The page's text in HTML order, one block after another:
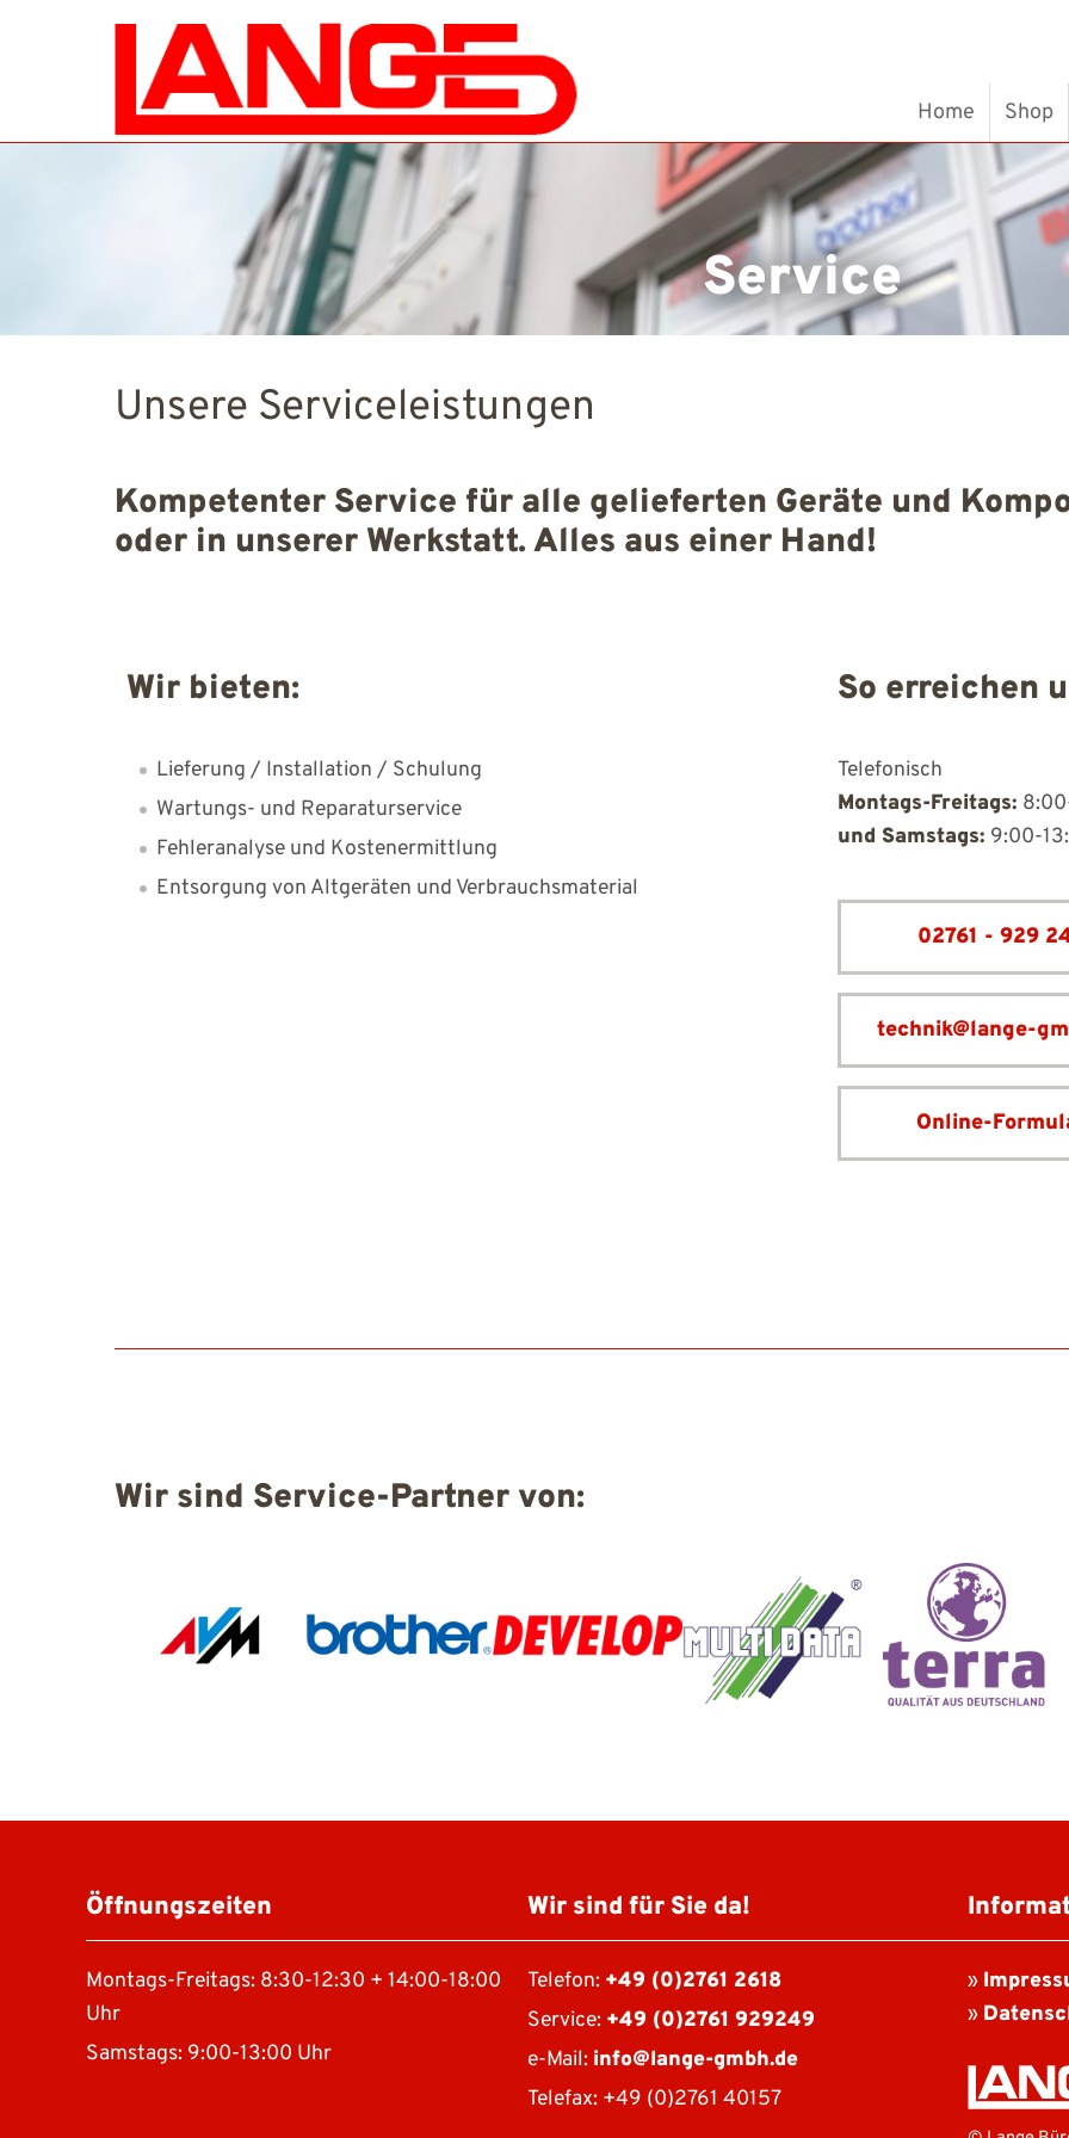
Home Shop
Service
Unsere Serviceleistungen
Kompetenter Service für alle gelieferten Geräte und
oder in unserer Werkstatt. Alles aus einer Hand!
Wir bieten:
Lieferung / Install­ation / Schul­ung
Wartungs- und Re­paratur­service
Fehleranalyse und Kosten­er­mitt­lung
Entsorgung von Alt­ge­räten und Ver­brauchs­material
So erreichen
Telefonisch
Montags-Freitags:
und Samstags: 9:00-
02761 - 929
technik@lange-
Online-
Wir sind Service-Partner von:
Öffnungszeiten
Montags-Freitags: 8:30-12:30 + 14:00-18:00
Uhr
Samstags: 9:00-13:00 Uhr
Wir sind für Sie da!
Telefon: +49 (0)2761 2618
Service: +49 (0)2761 929249
e-Mail: info@lange-gmbh.de
Telefax: +49 (0)2761 40157
»
»